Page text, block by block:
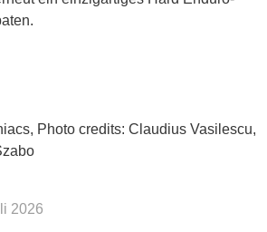
Photo credits: Claudius Vasilescu,
2026